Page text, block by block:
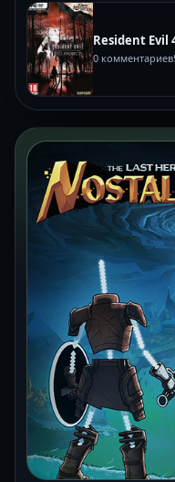
Resident Evil
0 комментариев